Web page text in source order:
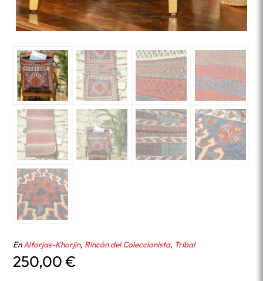
EnAlforjas-Khorjin, Rincón del Coleccionista, Tribal
250,00€